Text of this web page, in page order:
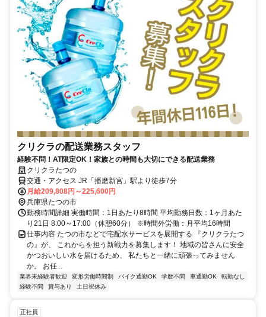
クリクラの配送業務スタッフ
経験不問！AT限定OK！家族との時間も大切にできる配送業務
クリクラたつの
交通・アクセス JR「播磨新宮」駅より徒歩7分
月給209,808円～225,600円
兵庫県たつの市
勤務時間詳細 実働時間：1日あたり8時間 平均勤務日数：1ヶ月あた
り21日 8:00～17:00（休憩60分） ※時間外労働：月平均16時間
仕事内容 たつの市などで宅配水サービスを展開する 『クリクラたつ
の』が、 これからを担う新戦力を募集します！ 地域の皆さんに安全
かつおいしい水を届けるため、 私たちと一緒に頑張ってみません
か。 お任...
業界未経験者歓迎 変形労働時間制 バイク通勤OK 学歴不問 車通勤OK
転勤なし
経験不問
賞与あり 土日祝休み
正社員